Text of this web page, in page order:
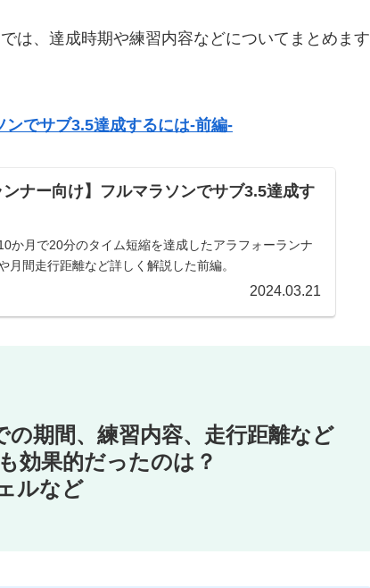
は、達成時期や練習内容などについてまとめます
でサブ3.5達成するには-前編-
ンナー向け】フルマラソンでサブ3.5達成す
か月で20分のタイム短縮を達成したアラフォーランナ
月間走行距離など詳しく解説した前編。
2024.03.21
期間、練習内容、走行距離など
効果的だったのは？
ルなど